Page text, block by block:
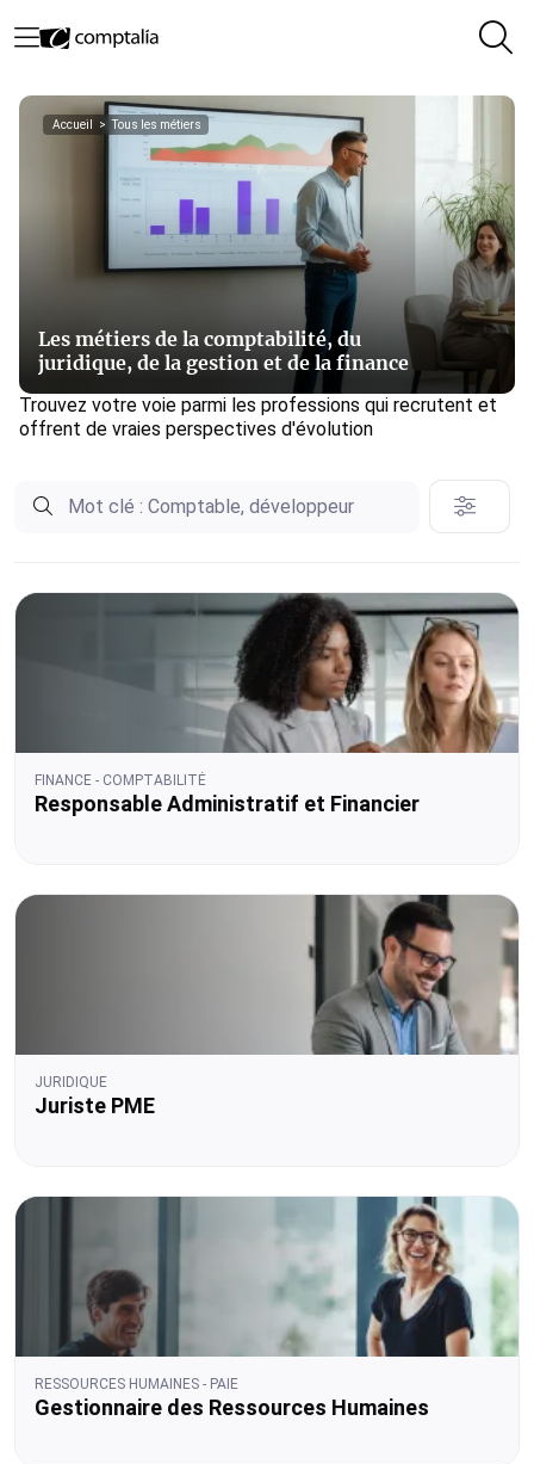
Accueil > Tous les métiers
Les métiers de la comptabilité, du
juridique, de la gestion et de la finance
Trouvez votre voie parmi les professions qui recrutent et
offrent de vraies perspectives d'évolution
FINANCE - COMPTABILITÉ
Responsable Administratif et Financier
JURIDIQUE
Juriste PME
RESSOURCES HUMAINES - PAIE
Gestionnaire des Ressources Humaines